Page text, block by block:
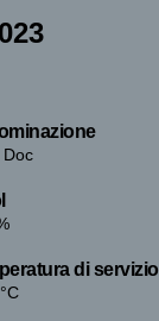
Doc
di servizio